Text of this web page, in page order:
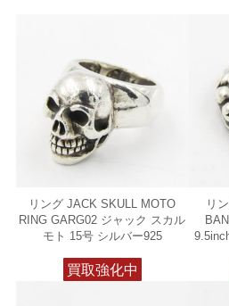
リング JACK SKULL MOTO
RING GARG02 ジャック スカル
モト 15号 シルバー925
買取強化中
リ